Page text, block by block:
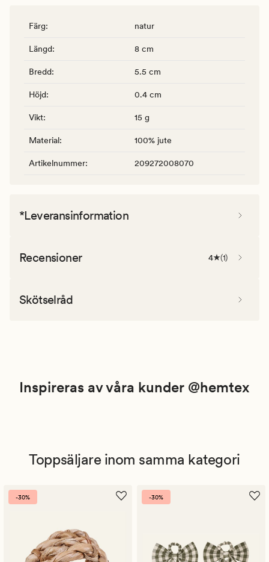
Färg: natur
Längd: 8 cm
Bredd: 5.5 cm
Höjd: 0.4 cm
Vikt: 15 g
Material: 100% jute
Artikelnummer: 209272008070
*Leveransinformation
Recensioner 4 (1)
Skötselråd
Inspireras av våra kunder @hemtex
Toppsäljare inom samma kategori
-30% -30%